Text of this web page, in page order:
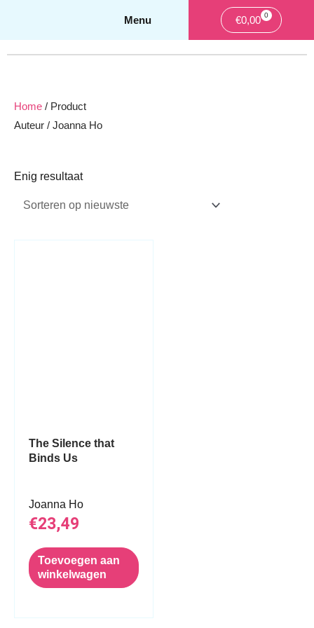
€0,00 0
Home / Product
Auteur / Joanna Ho
Enig resultaat
The Silence that
Binds Us
Joanna Ho
€23,49
Toevoegen aan
winkelwagen